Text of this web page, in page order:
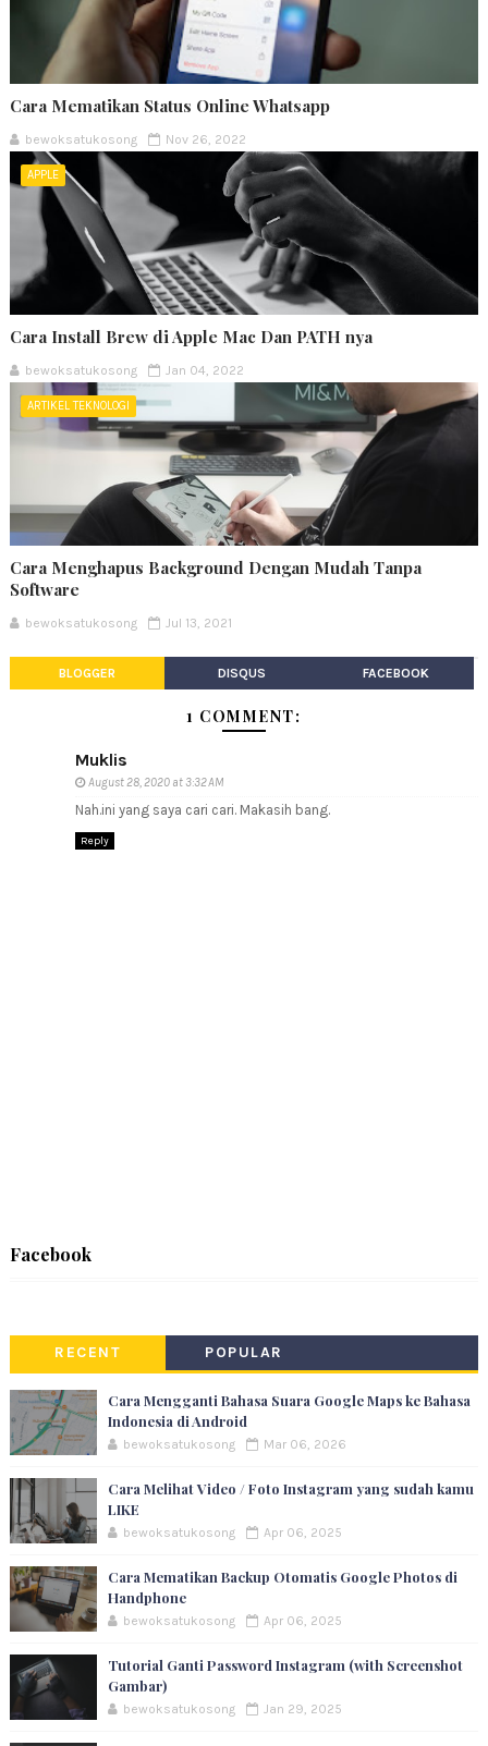
Cara Mematikan Status Online Whatsapp
bewoksatukosong Nov 26, 2022
APPLE
Cara Install Brew di Apple Mac Dan PATH nya
bewoksatukosong Jan 04, 2022
ARTIKEL TEKNOLOGI
Cara Menghapus Background Dengan Mudah Tanpa
Software
bewoksatukosong Jul 13, 2021
BLOGGER DISQUS FACEBOOK
1 COMMENT:
Muklis
August 28, 2020 at 3:32 AM
Nah.ini yang saya cari cari. Makasih bang.
Reply
Facebook
RECENT POPULAR
Cara Mengganti Bahasa Suara Google Maps ke Bahasa
Indonesia di Android
bewoksatukosong Mar 06, 2026
Cara Melihat Video / Foto Instagram yang sudah kamu
LIKE
bewoksatukosong Apr 06, 2025
Cara Mematikan Backup Otomatis Google Photos di
Handphone
bewoksatukosong Apr 06, 2025
Tutorial Ganti Password Instagram (with Screenshot
Gambar)
bewoksatukosong Jan 29, 2025